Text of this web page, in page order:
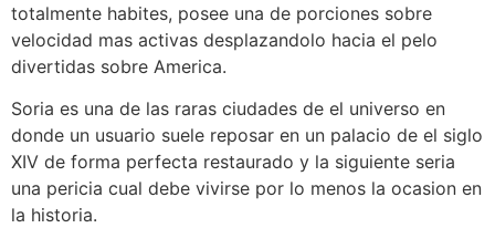
totalmente habites, posee una de porciones sobre
velocidad mas activas desplazandolo hacia el pelo
divertidas sobre America.
Soria es una de las raras ciudades de el universo en
donde un usuario suele reposar en un palacio de el siglo
XIV de forma perfecta restaurado y la siguiente seria
una pericia cual debe vivirse por lo menos la ocasion en
la historia.